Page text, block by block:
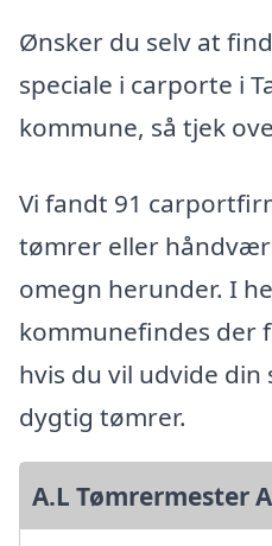
Ønsker du selv at
speciale i carporte i
kommune, så tjek
Vi fandt 91
tømrer eller
omegn herunder. I
kommunefindes der
hvis du vil udvide
dygtig tømrer.
A.L Tømrermester